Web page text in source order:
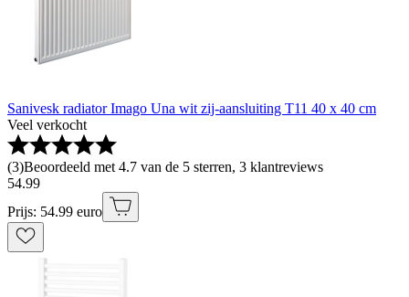
Sanivesk radiator Imago Una wit zij-aansluiting T11 40 x 40 cm
Veel verkocht
(3)Beoordeeld met 4.7 van de 5 sterren, 3 klantreviews
54.99
Prijs: 54.99 euro